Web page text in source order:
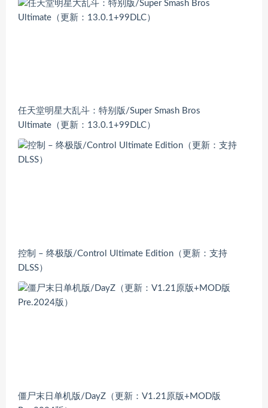
任天堂明星大乱斗：特别版/Super Smash Bros
Ultimate（更新：13.0.1+99DLC）
控制 – 终极版/Control Ultimate Edition（更新：支持
DLSS）
僵尸末日单机版/DayZ（更新：V1.21原版+MOD版